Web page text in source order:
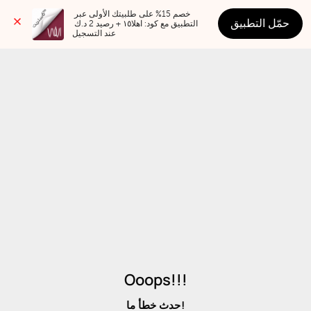
عند التسجيل
حمّل التطبيق
Ooops!!!
حدث خطأ ما!